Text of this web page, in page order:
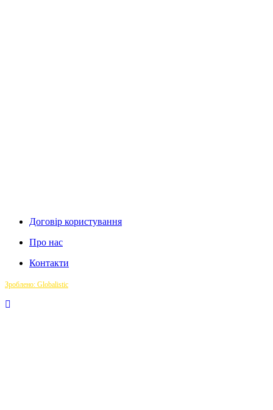
Договір користування
Про нас
Контакти
Зроблено: Globalistic